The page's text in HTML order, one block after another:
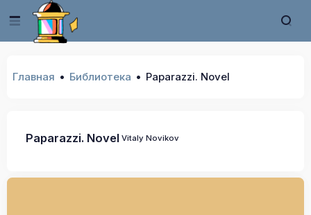
Главная Библиотека Paparazzi. Novel
Paparazzi. Novel Vitaly Novikov